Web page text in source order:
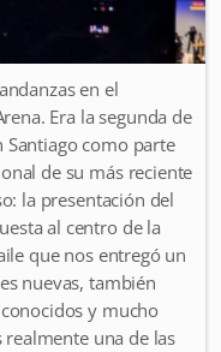
en el
Era la segunda de
Santiago como parte
de su más reciente
la presentación del
al centro de la
que nos entregó un
nuevas, también
y mucho
realmente una de las